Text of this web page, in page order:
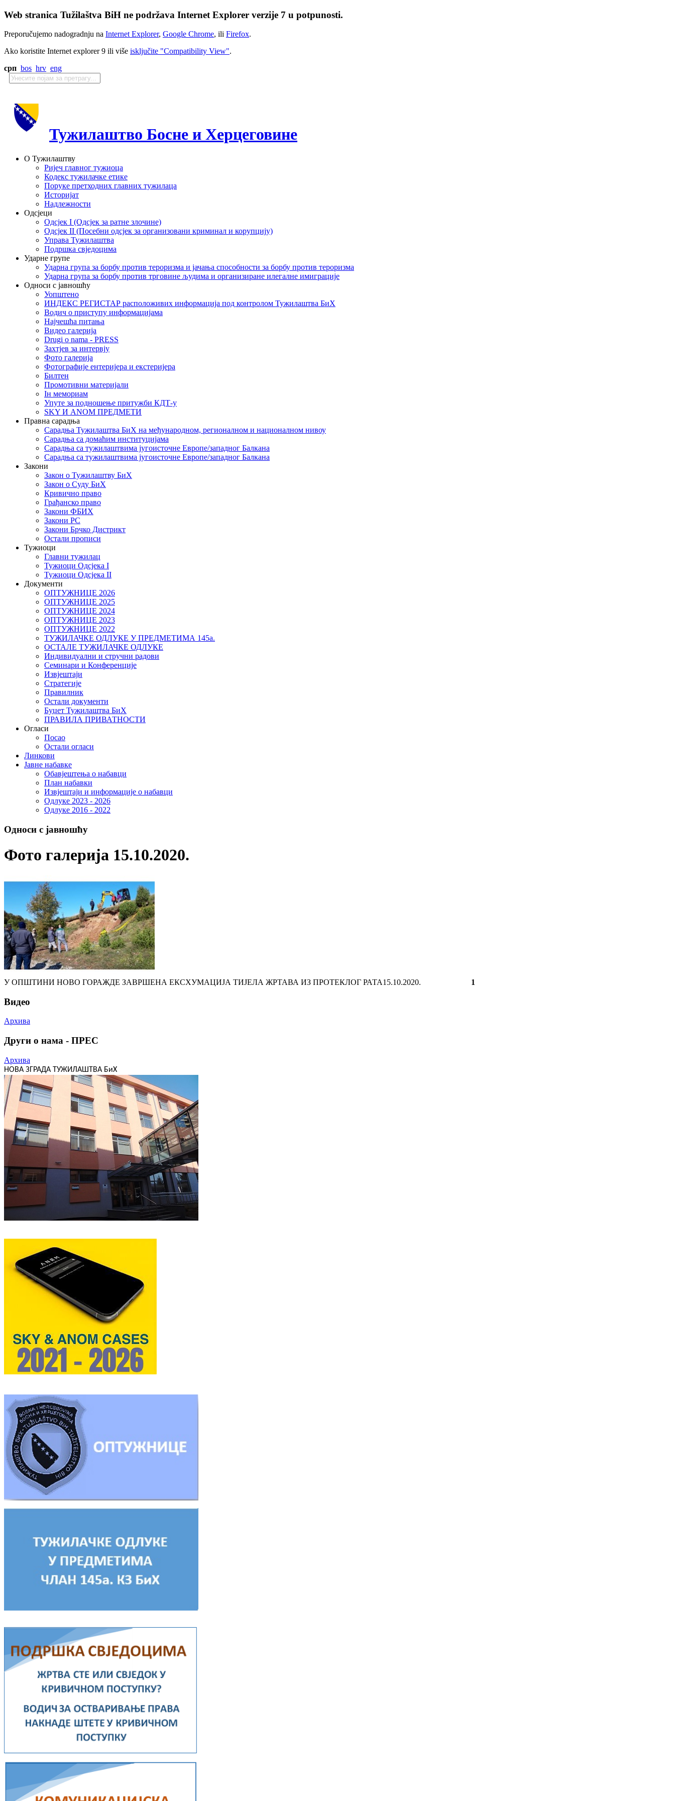
Web stranica Tužilaštva BiH ne podržava Internet Explorer verzije 7 u potpunosti.
Preporučujemo nadogradnju na Internet Explorer, Google Chrome, ili Firefox.
Ako koristite Internet explorer 9 ili više isključite "Compatibility View".
срп bos hrv eng
Тужилаштво Босне и Херцеговине
О Тужилаштву
Ријеч главног тужиоца
Кодекс тужилачке етике
Поруке претходних главних тужилаца
Историјат
Надлежности
Одсјеци
Одсјек I (Одсјек за ратне злочине)
Одсјек II (Посебни одсјек за организовани криминал и корупцију)
Управа Тужилаштва
Подршка свједоцима
Ударне групе
Ударна група за борбу против тероризма и јачања способности за борбу против тероризма
Ударна група за борбу против трговине људима и организиране илегалне имиграције
Односи с јавношћу
Уопштено
ИНДЕКС РЕГИСТАР расположивих информација под контролом Тужилаштва БиХ
Водич о приступу информацијама
Најчешћа питања
Видео галерија
Drugi o nama - PRESS
Захтјев за интервју
Фото галерија
Фотографије ентеријера и екстеријера
Билтен
Промотивни материјали
Iн мемориам
Упуте за подношење притужби КДТ-у
SKY И ANOM ПРЕДМЕТИ
Правна сарадња
Сарадња Тужилаштва БиХ на међународном, регионалном и националном нивоу
Сарадња са домаћим институцијама
Сарадња са тужилаштвима југоисточне Европе/западног Балкана
Сарадња са тужилаштвима југоисточне Европе/западног Балкана
Закони
Закон о Тужилаштву БиХ
Закон о Суду БиХ
Кривично право
Грађанско право
Закони ФБИХ
Закони РС
Закони Брчко Дистрикт
Остали прописи
Тужиоци
Главни тужилац
Тужиоци Oдсјекa I
Тужиоци Oдсјекa II
Документи
ОПТУЖНИЦЕ 2026
ОПТУЖНИЦЕ 2025
ОПТУЖНИЦЕ 2024
ОПТУЖНИЦЕ 2023
ОПТУЖНИЦЕ 2022
ТУЖИЛАЧКЕ ОДЛУКЕ У ПРЕДМЕТИМА 145а.
ОСТАЛЕ ТУЖИЛАЧКЕ ОДЛУКЕ
Индивидуални и стручни радови
Семинари и Конференције
Извјештаји
Стратегије
Правилник
Остали документи
Буџет Тужилаштва БиХ
ПРАВИЛА ПРИВАТНОСТИ
Огласи
Посао
Остали огласи
Линкови
Јавне набавке
Обавјештења о набавци
План набавки
Извјештаји и информације о набавци
Одлуке 2023 - 2026
Одлуке 2016 - 2022
Односи с јавношћу
Фото галерија 15.10.2020.
У ОПШТИНИ НОВО ГОРАЖДЕ ЗАВРШЕНА ЕКСХУМАЦИЈА ТИЈЕЛА ЖРТАВА ИЗ ПРОТЕКЛОГ РАТА15.10.2020. 1
Видео
Архива
Други о нама - ПРЕС
Архива
НОВА ЗГРАДА ТУЖИЛАШТВА БиХ